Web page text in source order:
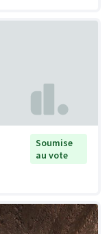
Soumise
au vote